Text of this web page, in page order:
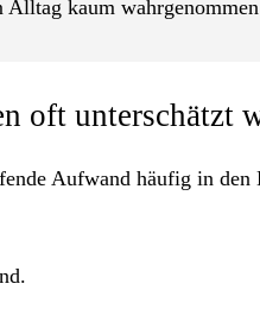
kaum
oft unterschätzt
Aufwand häufig in